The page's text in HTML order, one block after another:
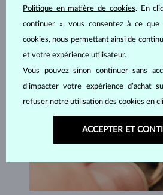
Politique en matière de cookies. En
continuer », vous consentez à ce
cookies, nous permettant ainsi de
et votre expérience utilisateur.
Vous pouvez sinon continuer sans
d’impacter votre expérience d’achat
refuser notre utilisation des cookies en
ACCEPTER ET